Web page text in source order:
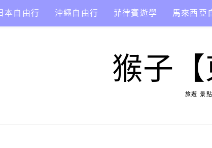
本自由行 沖繩自由行 菲律賓遊學 馬來西亞
猴子
旅遊 景